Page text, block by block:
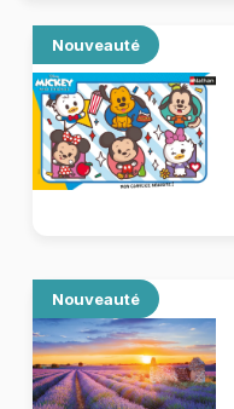
Nouveauté
Nouveauté